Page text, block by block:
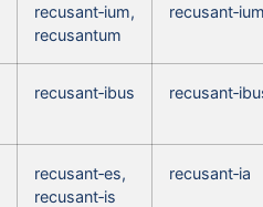
recusant‑ium,
recusantum
recusant‑ibus
recusant‑es,
recusant‑is
recusant‑ia